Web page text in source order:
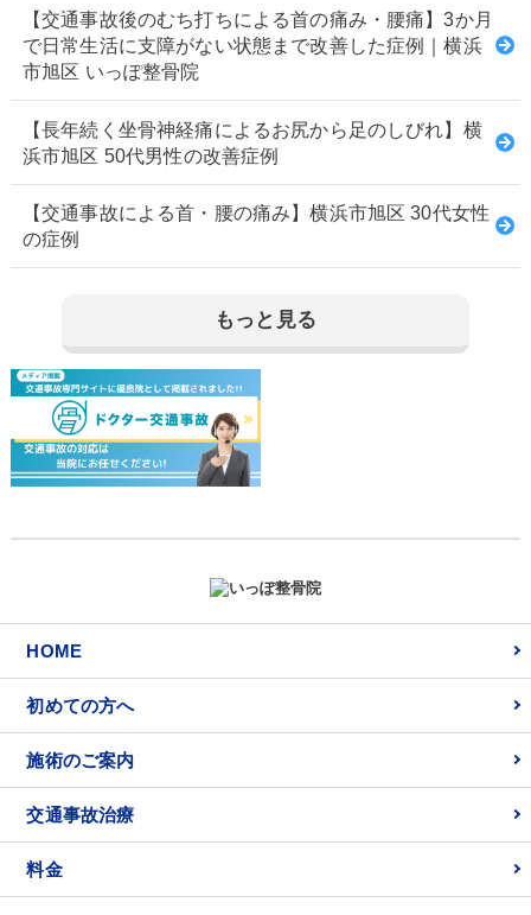
【交通事故後のむち打ちによる首の痛み・腰痛】3か月
で日常生活に支障がない状態まで改善した症例｜横浜
市旭区 いっぽ整骨院
【長年続く坐骨神経痛によるお尻から足のしびれ】横
浜市旭区 50代男性の改善症例
【交通事故による首・腰の痛み】横浜市旭区 30代女性
の症例
もっと見る
HOME
初めての方へ
施術のご案内
交通事故治療
料金